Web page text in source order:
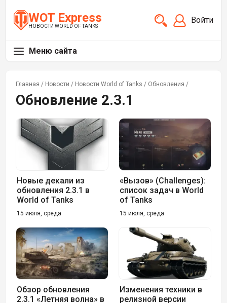
WOT Express
НОВОСТИ WORLD OF TANKS
Войти
Меню сайта
Главная / Новости / Новости World of Tanks / Обновления /
Обновление 2.3.1
Новые декали из
обновления 2.3.1 в
World of Tanks
15 июля, среда
«Вызов» (Challenges):
список задач в World
of Tanks
15 июля, среда
Обзор обновления
2.3.1 «Летняя волна» в
Изменения техники в
релизной версии